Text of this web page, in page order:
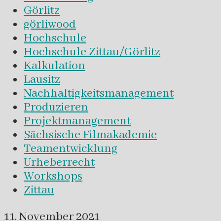
Görlitz
görliwood
Hochschule
Hochschule Zittau/Görlitz
Kalkulation
Lausitz
Nachhaltigkeitsmanagement
Produzieren
Projektmanagement
Sächsische Filmakademie
Teamentwicklung
Urheberrecht
Workshops
Zittau
11. November 2021